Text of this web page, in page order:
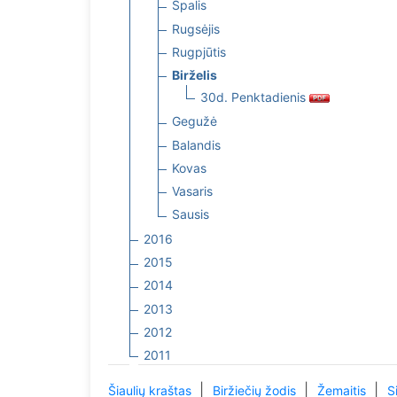
Spalis
Rugsėjis
Rugpjūtis
Birželis
30d. Penktadienis
Gegužė
Balandis
Kovas
Vasaris
Sausis
2016
2015
2014
2013
2012
2011
Šiaulių kraštas Biržiečių žodis Žemaitis